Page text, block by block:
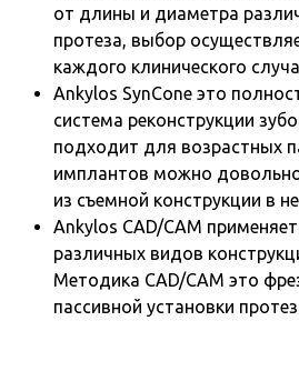
от длины и диаметра
протеза, выбор
каждого клинического
Ankylos SynCone это
система реконструкции
подходит для возрастных
имплантов можно
из съемной конструкции в
Ankylos CAD/CAM
различных видов
Методика CAD/CAM это
пассивной установки